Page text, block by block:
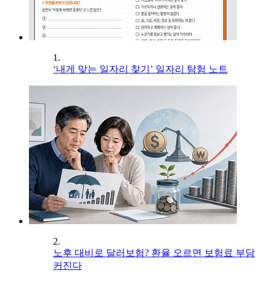
1.
‘내게 맞는 일자리 찾기’ 일자리 탐험 노트
2.
노후 대비로 달러보험? 환율 오르면 보험료 부담
커진다